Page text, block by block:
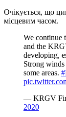
Очікується, що
місцевим часом.
We continue
and the
developing,
Strong winds
some areas.
— KRGV
2020